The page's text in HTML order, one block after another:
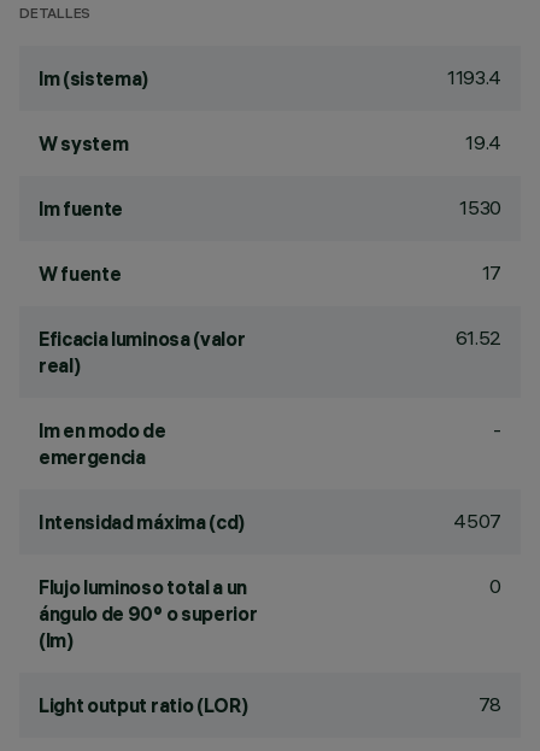
DETALLES
lm (sistema) 1193.4
W system 19.4
lm fuente 1530
W fuente 17
Eficacia luminosa (valor
real)
61.52
lm en modo de
emergencia
-
Intensidad máxima (cd) 4507
Flujo luminoso total a un
ángulo de 90° o superior
(lm)
0
Light output ratio (LOR) 78